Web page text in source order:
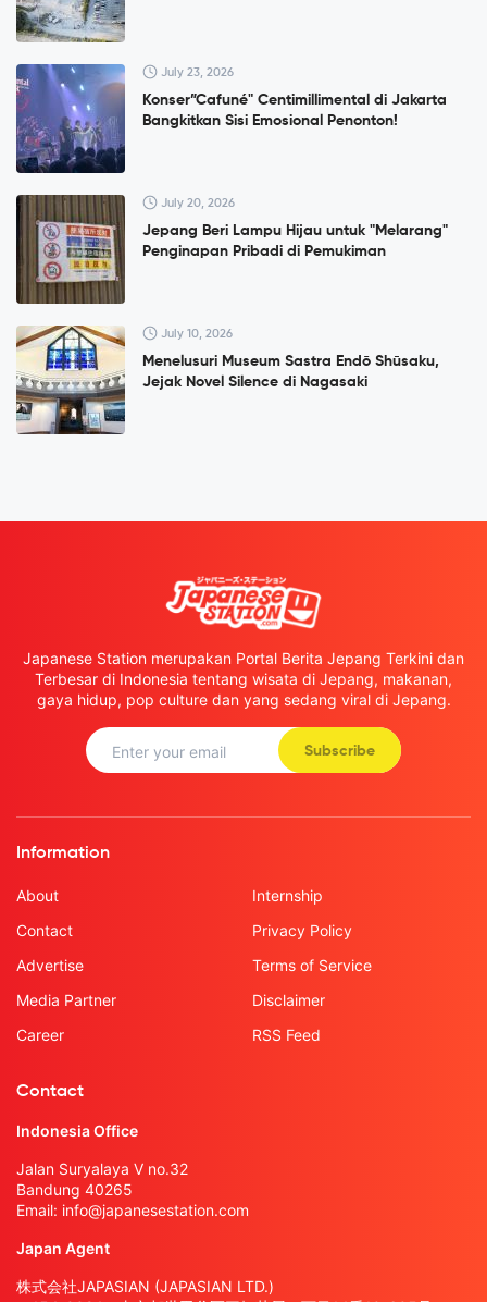
July 23, 2026
Konser”Cafuné" Centimillimental di Jakarta
Bangkitkan Sisi Emosional Penonton!
July 20, 2026
Jepang Beri Lampu Hijau untuk "Melarang"
Penginapan Pribadi di Pemukiman
July 10, 2026
Menelusuri Museum Sastra Endō Shūsaku,
Jejak Novel Silence di Nagasaki
Japanese Station merupakan Portal Berita Jepang Terkini dan
Terbesar di Indonesia tentang wisata di Jepang, makanan,
gaya hidup, pop culture dan yang sedang viral di Jepang.
Subscribe
Information
About
Contact
Advertise
Media Partner
Career
Internship
Privacy Policy
Terms of Service
Disclaimer
RSS Feed
Contact
Indonesia Office
Jalan Suryalaya V no.32
Bandung 40265
Email: info@japanesestation.com
Japan Agent
株式会社JAPASIAN (JAPASIAN LTD.)